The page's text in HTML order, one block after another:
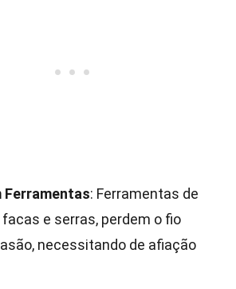
Ferramentas: Ferramentas de
e serras, perdem o fio
necessitando de afiação